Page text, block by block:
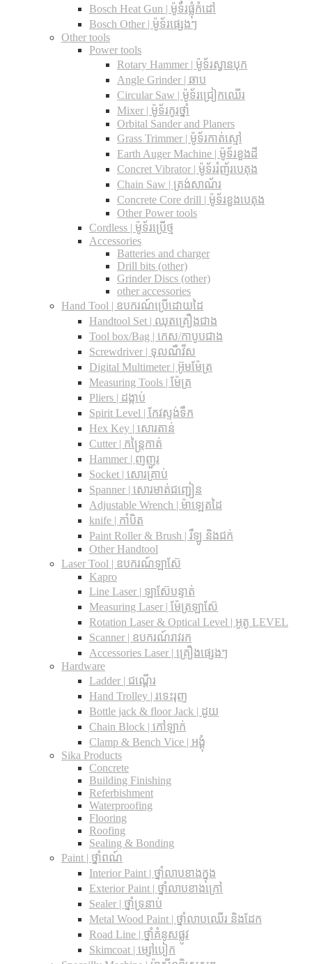
Bosch Heat Gun | ម៉ូទ័រផ្លុំកំដៅ
Bosch Other | ម៉ូទ័រផ្សេងៗ
Other tools
Power tools
Rotary Hammer | ម៉ូទ័រស្វានបុក
Angle Grinder | ឆាប
Circular Saw​ | ម៉ូទ័រជ្រៀកឈើរ
Mixer | ម៉ូទ័រកូរថ្នាំ
Orbital Sander and Planers
Grass Trimmer | ម៉ូទ័រកាត់ស្មៅ
Earth Auger Machine | ម៉ូទ័រខួងដី
Concret Vibrator | ម៉ូទ័ររំញ័របេតុង
Chain Saw | ត្រង់សាណ័រ
Concrete Core drill | ម៉ូទ័រខួងបេតុង
Other Power tools
Cordless​ | ម៉ូទ័រប្រើថ្ម
Accessories
Batteries and charger
Drill bits (other)
Grinder Discs (other)
other accessories
Hand Tool | ឧបករណ៍ប្រើដោយដៃ
Handtool Set | ឈុតគ្រឿងជាង
Tool box/Bag | កេស/កាបូបជាង
Screwdriver | ទុលណឺវីស
Digital Multimeter | អ៊ូមម៉ែត្រ
Measuring Tools | ម៉ែត្រ
Pliers | ដង្កាប់
Spirit Level | កែវស្ទង់ទឹក
Hex Key | សោរតាន់
Cutter | កន្រ្តៃកាត់
Hammer | ញញួរ
Socket | សោរគ្រាប់
Spanner |​ សោរមាត់ជញ្ជៀន
Adjustable Wrench |​ ម៉ាឡេតដៃ
knife | កាំបិត
Paint Roller & Brush | រឺឡូ និងជក់
Other Handtool
Laser Tool | ឧបករណ៍ឡាស៊ែ
Kapro
Line Laser | ឡាស៊ែបន្ទាត់
Measuring Laser | ម៉ែត្រឡាស៊ែ
Rotation Laser & Optical Level | អូតូ LEVEL
Scanner | ឧបករណ៍រាវរក
Accessories Laser | គ្រឿងផ្សេងៗ
Hardware
Ladder | ជណ្តើរ
Hand Trolley | រទេះរុញ
Bottle jack & floor Jack​ | ដូយ
Chain Block | កៅឡាក់
Clamp & Bench Vice | អង្គុំ
Sika Products
Concrete
Building Finishing
Referbishment
Waterproofing
Flooring
Roofing
Sealing & Bonding
Paint | ថ្នាំពណ៍
Interior Paint | ថ្នាំលាបខាងក្នុង
Exterior Paint | ថ្នាំលាបខាងក្រៅ
Sealer | ថ្នាំទ្រនាប់
Metal Wood Paint | ថ្នាំលាបឈើរ និងដែក
Road Line | ថ្នាំគំនូសផ្លូវ
Skimcoat | ម្សៅបៀក